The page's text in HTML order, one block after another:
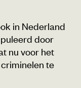
in Nederland
door
nu voor het
te